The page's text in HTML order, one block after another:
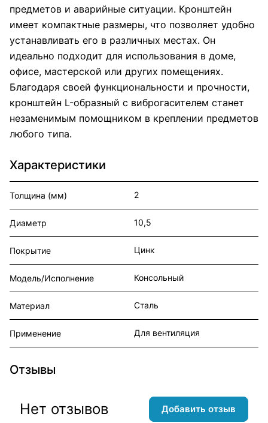
предметов и аварийные ситуации. Кронштейн
имеет компактные размеры, что позволяет удобно
устанавливать его в различных местах. Он
идеально подходит для использования в доме,
офисе, мастерской или других помещениях.
Благодаря своей функциональности и прочности,
кронштейн L-образный с виброгасителем станет
незаменимым помощником в креплении предметов
любого типа.
Характеристики
Толщина (мм) 2
Диаметр 10,5
Покрытие Цинк
Модель/Исполнение Консольный
Материал Сталь
Применение Для вентиляция
Отзывы
Нет отзывов Добавить отзыв